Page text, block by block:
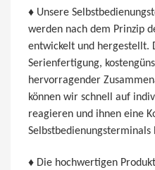
♦ Unsere
werden nach dem Prinzip
entwickelt und
Serienfertigung,
hervorragender
können wir schnell auf
reagieren und ihnen eine
Selbstbedienungsterminals
♦ Die hochwertigen